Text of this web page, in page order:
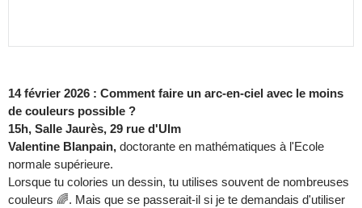
14 février 2026 : Comment faire un arc-en-ciel avec le moins
de couleurs possible ?
15h, Salle Jaurès, 29 rue d'Ulm
Valentine Blanpain, doctorante en mathématiques à l'Ecole
normale supérieure.
Lorsque tu colories un dessin, tu utilises souvent de nombreuses
couleurs 🌈. Mais que se passerait-il si je te demandais d'utiliser